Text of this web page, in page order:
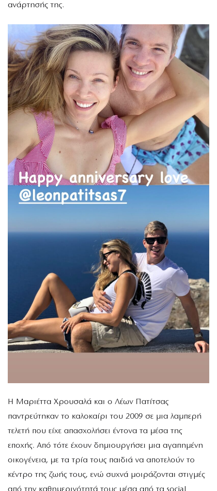
ανάρτησής της.
Η Μαριέττα Χρουσαλά και ο Λέων Πατίτσας
παντρεύτηκαν το καλοκαίρι του 2009 σε μια λαμπερή
τελετή που είχε απασχολήσει έντονα τα μέσα της
εποχής. Από τότε έχουν δημιουργήσει μια αγαπημένη
οικογένεια, με τα τρία τους παιδιά να αποτελούν το
κέντρο της ζωής τους, ενώ συχνά μοιράζονται στιγμές
από την καθημερινότητά τους μέσα από τα social